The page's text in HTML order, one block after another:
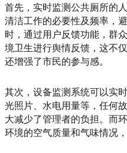
首先，实时监测公共厕所的
清洁工作的必要性及频率，
时，通过用户反馈功能，群
境卫生进行舆情反馈，这不
还增强了市民的参与感。
其次，设备监测系统可以实
光照片、水电用量等，任何
大减少了管理者的负担。而
环境的空气质量和气味情况